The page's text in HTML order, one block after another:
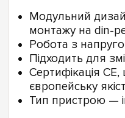
Модульний
монтажу на din-
Робота з
Підходить для
Сертифікація
європейську
Тип пристрою —